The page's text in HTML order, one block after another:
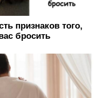
признаков того,
бросить